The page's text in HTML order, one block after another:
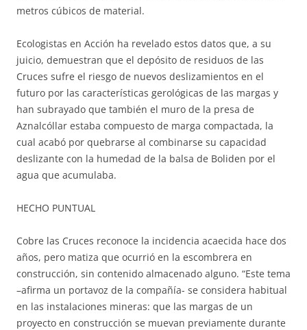
metros cúbicos de material.
Ecologistas en Acción ha revelado estos datos que, a su
juicio, demuestran que el depósito de residuos de las
Cruces sufre el riesgo de nuevos deslizamientos en el
futuro por las características gerológicas de las margas y
han subrayado que también el muro de la presa de
Aznalcóllar estaba compuesto de marga compactada, la
cual acabó por quebrarse al combinarse su capacidad
deslizante con la humedad de la balsa de Boliden por el
agua que acumulaba.
HECHO PUNTUAL
Cobre las Cruces reconoce la incidencia acaecida hace dos
años, pero matiza que ocurrió en la escombrera en
construcción, sin contenido almacenado alguno. “Este tema
–afirma un portavoz de la compañía- se considera habitual
en las instalaciones mineras: que las margas de un
proyecto en construcción se muevan previamente durante